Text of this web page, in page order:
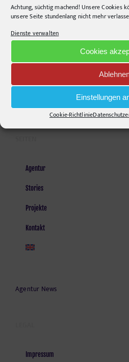
Achtung, süchtig machend! Unsere Cookies
unsere Seite stundenlang nicht mehr
Dienste verwalten
Cookies
Einstellungen
Cookie-Richtlinie
10555Berlin
E-Mail:info@pr-ide.de
Kontakt und Anfahrt
Agentur
Stories
Projekte
Kontakt
Agentur News
Impressum